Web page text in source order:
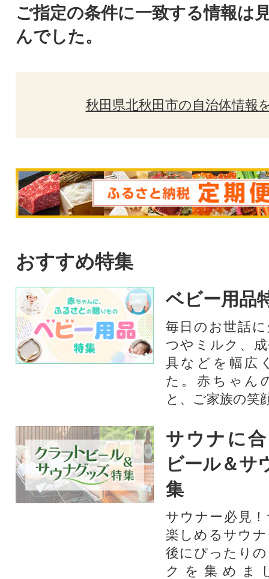
ご指定の条件に一致する情報は
んでした。
秋田県北秋田市の自治体情報
おすすめ特集
ベビー用品
毎日のお世話
つやミルク、
具などを幅広
た。赤ちゃん
と、ご家族の笑
サウナに
ビール＆サ
集
サウナー必見
楽しめるサウ
後にぴったり
クを集めま